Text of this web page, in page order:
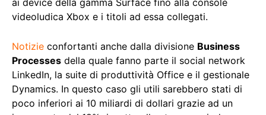
ai device della gamma Surface fino alla console
videoludica Xbox e i titoli ad essa collegati.
Notizie confortanti anche dalla divisione Business
Processes della quale fanno parte il social network
LinkedIn, la suite di produttività Office e il gestionale
Dynamics. In questo caso gli utili sarebbero stati di
poco inferiori ai 10 miliardi di dollari grazie ad un